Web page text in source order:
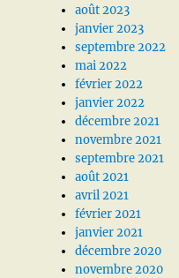
août 2023
janvier 2023
septembre 2022
mai 2022
février 2022
janvier 2022
décembre 2021
novembre 2021
septembre 2021
août 2021
avril 2021
février 2021
janvier 2021
décembre 2020
novembre 2020